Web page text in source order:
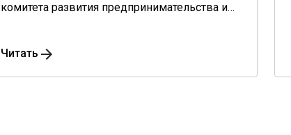
комитета развития предпринимательства и
Читать